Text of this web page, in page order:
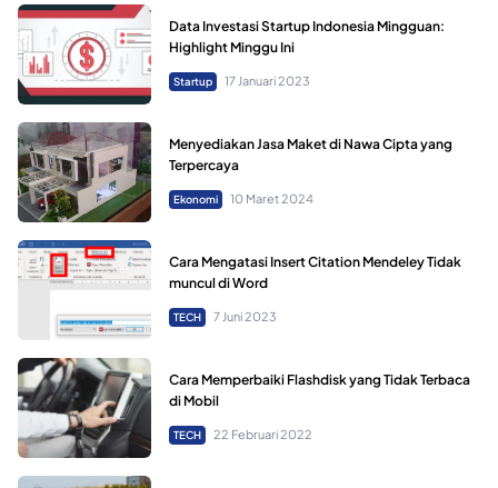
Data Investasi Startup Indonesia Mingguan:
Highlight Minggu Ini
Startup 17 Januari 2023
Menyediakan Jasa Maket di Nawa Cipta yang
Terpercaya
Ekonomi 10 Maret 2024
Cara Mengatasi Insert Citation Mendeley Tidak
muncul di Word
TECH 7 Juni 2023
Cara Memperbaiki Flashdisk yang Tidak Terbaca
di Mobil
TECH 22 Februari 2022